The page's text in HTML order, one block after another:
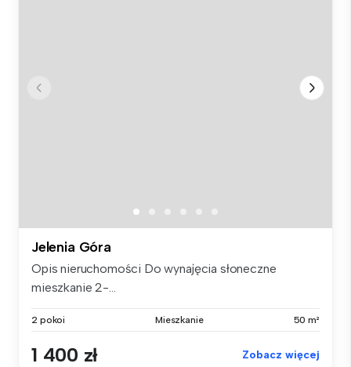
Jelenia Góra
Opis nieruchomości Do wynajęcia słoneczne
mieszkanie 2-...
2 pokoi Mieszkanie 50 m²
1 400 zł Zobacz więcej